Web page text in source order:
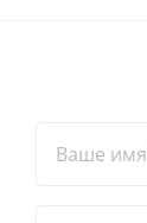
Ваше